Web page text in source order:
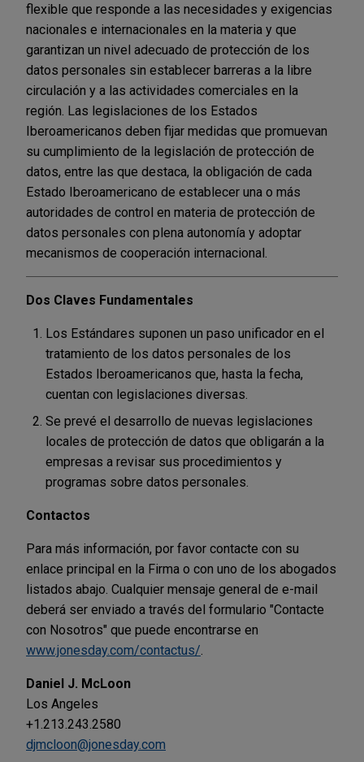
flexible que responde a las necesidades y exigencias
nacionales e internacionales en la materia y que
garantizan un nivel adecuado de protección de los
datos personales sin establecer barreras a la libre
circulación y a las actividades comerciales en la
región. Las legislaciones de los Estados
Iberoamericanos deben fijar medidas que promuevan
su cumplimiento de la legislación de protección de
datos, entre las que destaca, la obligación de cada
Estado Iberoamericano de establecer una o más
autoridades de control en materia de protección de
datos personales con plena autonomía y adoptar
mecanismos de cooperación internacional.
Dos Claves Fundamentales
Los Estándares suponen un paso unificador en el
tratamiento de los datos personales de los
Estados Iberoamericanos que, hasta la fecha,
cuentan con legislaciones diversas.
Se prevé el desarrollo de nuevas legislaciones
locales de protección de datos que obligarán a la
empresas a revisar sus procedimientos y
programas sobre datos personales.
Contactos
Para más información, por favor contacte con su
enlace principal en la Firma o con uno de los abogados
listados abajo. Cualquier mensaje general de e-mail
deberá ser enviado a través del formulario "Contacte
con Nosotros" que puede encontrarse en
www.jonesday.com/contactus/
Daniel J. McLoon
Los Angeles
+1.213.243.2580
djmcloon@jonesday.com